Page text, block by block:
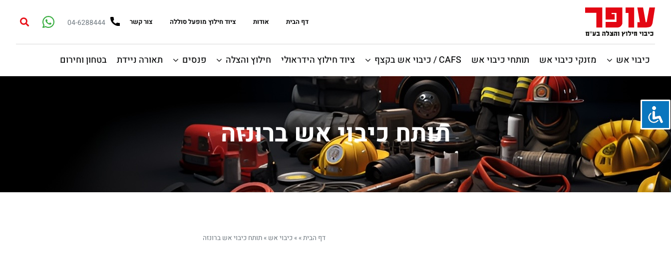
דף הבית אודות ציוד חילוץ מופעל סוללה צור קשר 04-6288444
כיבוי אש מזנקי כיבוי אש תותחי כיבוי אש CAFS / כיבוי אש בקצף ציוד חילוץ הידראולי חילוץ והצלה פנסים תאורה ניידת בטחון וחירום
תותח כיבוי אש ברונזה
דף הבית»
» כיבוי אש »תותח כיבוי אש ברונזה